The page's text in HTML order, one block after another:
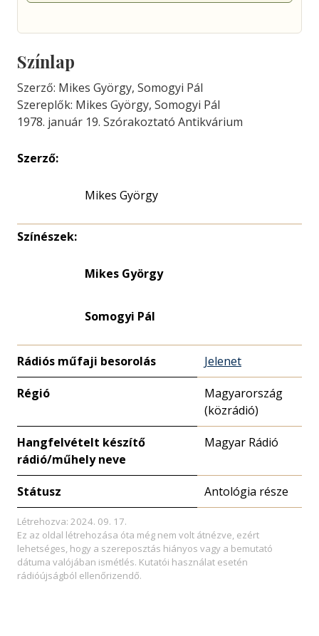
Színlap
Szerző: Mikes György, Somogyi Pál
Szereplők: Mikes György, Somogyi Pál
1978. január 19. Szórakoztató Antikvárium
Szerző:
Mikes György
Színészek:
Mikes György
Somogyi Pál
Rádiós műfaji besorolás Jelenet
Régió
Magyarország
(közrádió)
Hangfelvételt készítő
rádió/műhely neve
Magyar Rádió
Státusz Antológia része
Létrehozva: 2024. 09. 17.
Ez az oldal létrehozása óta még nem volt átnézve, ezért
lehetséges, hogy a szereposztás hiányos vagy a bemutató
dátuma valójában ismétlés. Kutatói használat esetén
rádióújságból ellenőrizendő.